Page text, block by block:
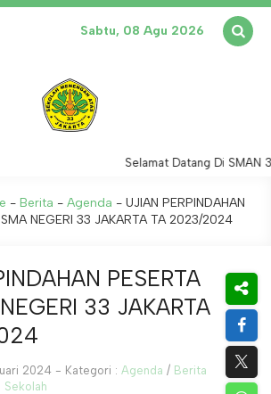
Sabtu, 08 Agu 2026
Selamat Datang Di SMAN
- Berita - Agenda - UJIAN PERPINDAHAN
SMA NEGERI 33 JAKARTA TA 2023/2024
PESERTA
33 JAKARTA
2024 - Kategori : Agenda / Berita
Sekolah